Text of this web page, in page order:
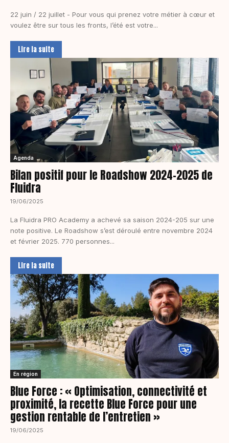
22 juin / 22 juillet - Pour vous qui prenez votre métier à cœur et
voulez être sur tous les fronts, l’été est votre...
Lire la suite
Agenda
Bilan positif pour le Roadshow 2024-2025 de
Fluidra
19/06/2025
La Fluidra PRO Academy a achevé sa saison 2024-205 sur une
note positive. Le Roadshow s’est déroulé entre novembre 2024
et février 2025. 770 personnes...
Lire la suite
En région
Blue Force : « Optimisation, connectivité et
proximité, la recette Blue Force pour une
gestion rentable de l’entretien »
19/06/2025